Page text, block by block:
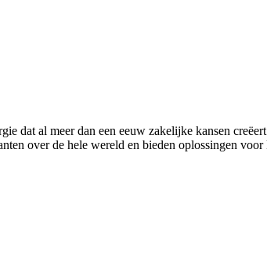
dat al meer dan een eeuw zakelijke kansen
over de hele wereld en bieden oplossingen